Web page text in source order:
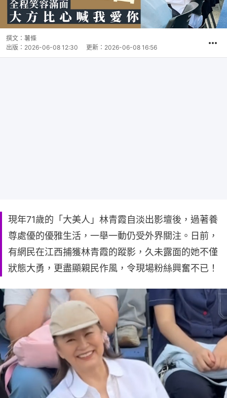
撰文： 薯條
出版： 2026-06-08 12:30 更新： 2026-06-08 16:56
現年71歲的「大美人」林青霞自淡出影壇後，過著養
尊處優的優雅生活，一舉一動仍受外界關注。日前，
有網民在江西捕獲林青霞的蹤影，久未露面的她不僅
狀態大勇，更盡顯親民作風，令現場粉絲興奮不已！